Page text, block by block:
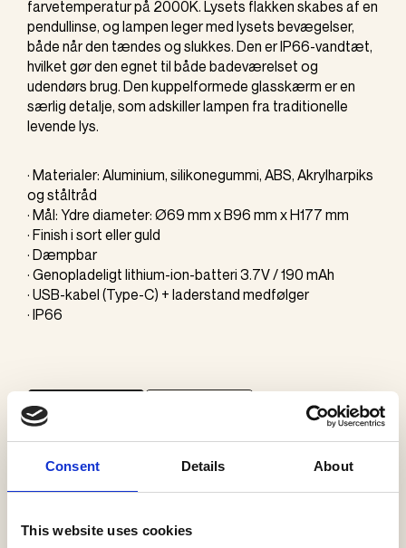
Consent Details About
This website uses cookies
farvetemperatur på 2000K. Lysets flakken skabes af en
pendullinse, og lampen leger med lysets bevægelser,
både når den tændes og slukkes. Den er IP66-vandtæt,
hvilket gør den egnet til både badeværelset og
udendørs brug. Den kuppelformede glasskærm er en
særlig detalje, som adskiller lampen fra traditionelle
levende lys.
· Materialer: Aluminium, silikonegummi, ABS, Akrylharpiks
og ståltråd
· Mål: Ydre diameter: Ø69 mm x B96 mm x H177 mm
· Finish i sort eller guld
· Dæmpbar
· Genopladeligt lithium-ion-batteri 3.7V / 190 mAh
· USB-kabel (Type-C) + laderstand medfølger
· IP66
Ambientec